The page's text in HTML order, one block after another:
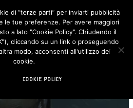
F
c
e
b
o
I
n
s
t
di “terze parti” per inviarti pubblicità
le tue preferenze. Per avere maggiori
a lato "Cookie Policy". Chiudendo il
cliccando su un link o proseguendo
modo, acconsenti all'utilizzo dei
cookie.
COOKIE POLICY